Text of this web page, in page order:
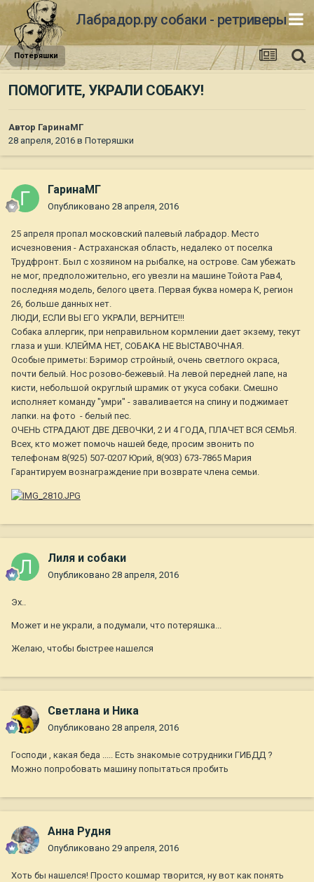
Лабрадор.ру собаки - ретриверы
Потеряшки
ПОМОГИТЕ, УКРАЛИ СОБАКУ!
Автор ГаринаМГ
28 апреля, 2016 в Потеряшки
ГаринаМГ
Опубликовано 28 апреля, 2016
25 апреля пропал московский палевый лабрадор. Место
исчезновения - Астраханская область, недалеко от поселка
Трудфронт. Был с хозяином на рыбалке, на острове. Сам убежать
не мог, предположительно, его увезли на машине Тойота Рав4,
последняя модель, белого цвета. Первая буква номера К, регион
26, больше данных нет.
ЛЮДИ, ЕСЛИ ВЫ ЕГО УКРАЛИ, ВЕРНИТЕ!!!
Собака аллергик, при неправильном кормлении дает экзему, текут
глаза и уши. КЛЕЙМА НЕТ, СОБАКА НЕ ВЫСТАВОЧНАЯ.
Особые приметы: Бэримор стройный, очень светлого окраса,
почти белый. Нос розово-бежевый. На левой передней лапе, на
кисти, небольшой округлый шрамик от укуса собаки. Смешно
исполняет команду "умри" - заваливается на спину и поджимает
лапки. на фото - белый пес.
ОЧЕНЬ СТРАДАЮТ ДВЕ ДЕВОЧКИ, 2 И 4 ГОДА, ПЛАЧЕТ ВСЯ СЕМЬЯ.
Всех, кто может помочь нашей беде, просим звонить по
телефонам 8(925) 507-0207 Юрий, 8(903) 673-7865 Мария
Гарантируем вознаграждение при возврате члена семьи.
Лиля и собаки
Опубликовано 28 апреля, 2016
Эх..
Может и не украли, а подумали, что потеряшка...
Желаю, чтобы быстрее нашелся
Светлана и Ника
Опубликовано 28 апреля, 2016
Господи , какая беда ..... Есть знакомые сотрудники ГИБДД ?
Можно попробовать машину попытаться пробить
Анна Рудня
Опубликовано 29 апреля, 2016
Хоть бы нашелся! Просто кошмар творится, ну вот как понять